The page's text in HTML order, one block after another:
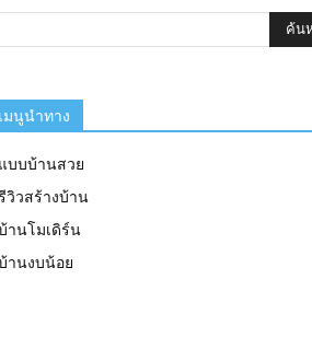
เมนูนำทาง
แบบบ้านสวย
วิวสร้างบ้าน
านโมเดิร์น
านงบน้อย